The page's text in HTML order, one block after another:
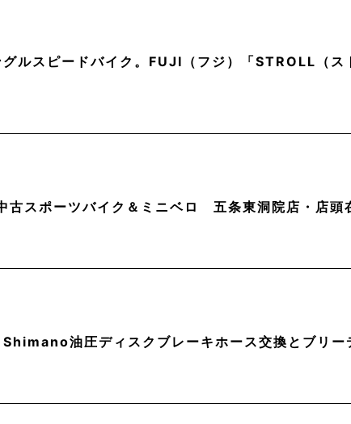
ルスピードバイク。FUJI（フジ）「STROLL（ス
古スポーツバイク＆ミニベロ 五条東洞院店・店頭
Shimano油圧ディスクブレーキホース交換とブリー